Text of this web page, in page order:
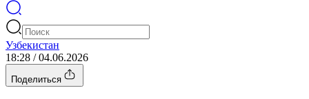
Узбекистан
18:28 / 04.06.2026
Поделиться